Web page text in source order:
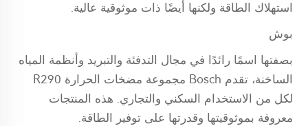
استهلاك الطاقة ولكنها أيضًا ذات موثوقية عالية.
بوش
بصفتها اسمًا رائدًا في مجال التدفئة والتبريد وأنظمة المياه
الساخنة، تقدم Bosch مجموعة مضخات الحرارة R290
لكل من الاستخدام السكني والتجاري. هذه المنتجات
معروفة بموثوقيتها وقدرتها على توفير الطاقة.